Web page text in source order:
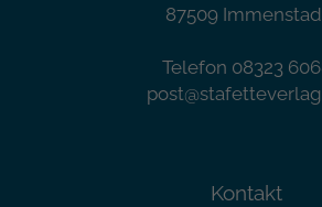
87509
Telefon 08323
Kontakt